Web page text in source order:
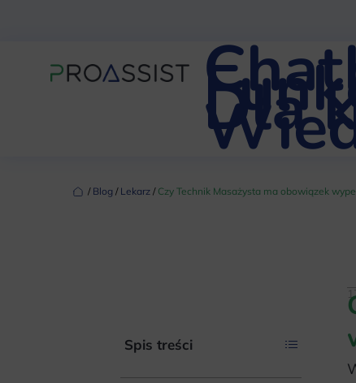
Dla
‏‏‎ ‎/‏‏‎ ‎ Blog ‏‏‎ ‎/‏‏‎ ‎ Lekarz ‏‏‎ ‎/‏‏‎ ‎ Czy Technik Masażysta ma obowiązek
Spis treści